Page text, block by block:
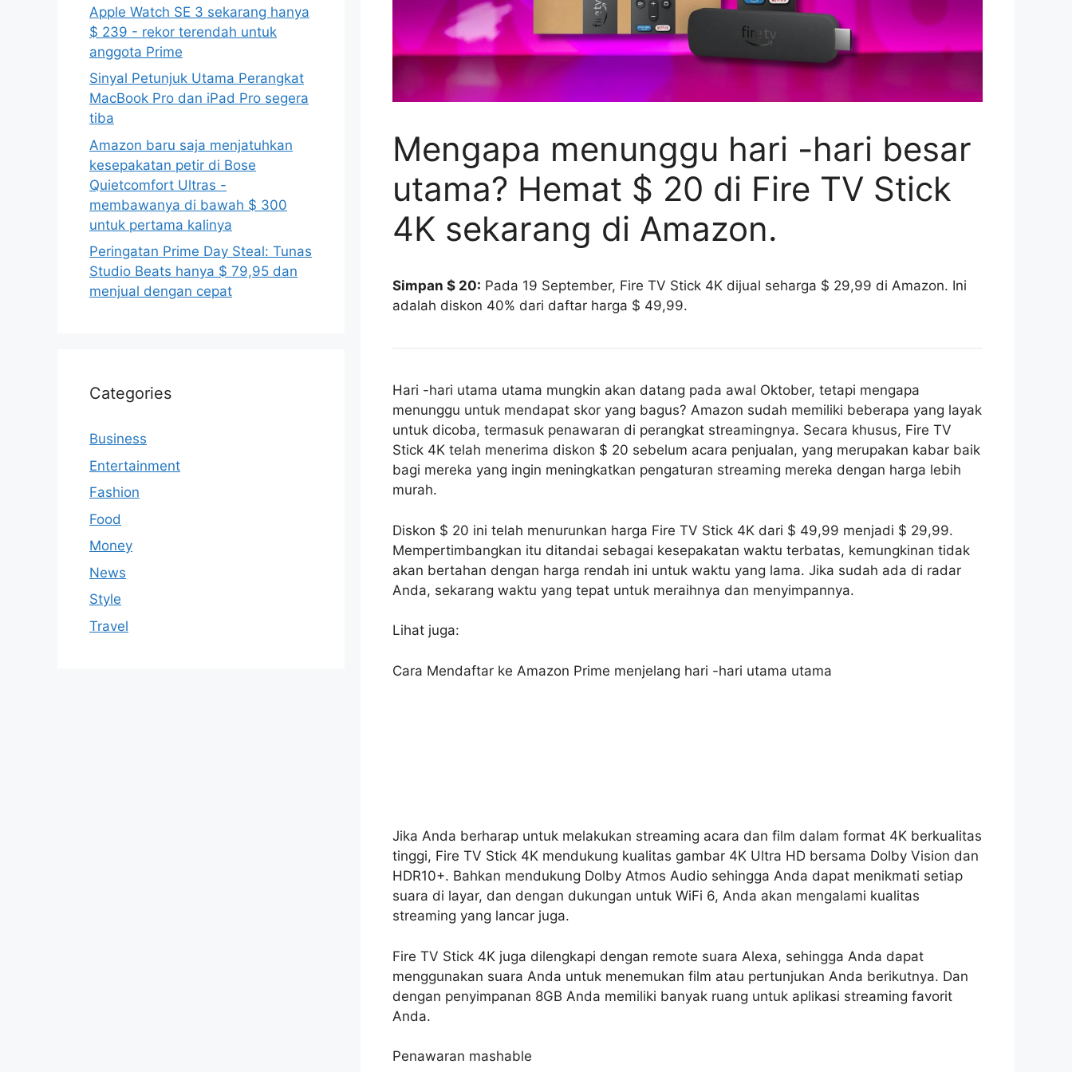
Mengapa menunggu hari -hari besar
utama? Hemat $ 20 di Fire TV Stick
4K sekarang di Amazon.
Simpan $ 20: Pada 19 September, Fire TV Stick 4K dijual seharga $ 29,99 di Amazon. Ini
adalah diskon 40% dari daftar harga $ 49,99.
Hari -hari utama utama mungkin akan datang pada awal Oktober, tetapi mengapa
menunggu untuk mendapat skor yang bagus? Amazon sudah memiliki beberapa yang layak
untuk dicoba, termasuk penawaran di perangkat streamingnya. Secara khusus, Fire TV
Stick 4K telah menerima diskon $ 20 sebelum acara penjualan, yang merupakan kabar baik
bagi mereka yang ingin meningkatkan pengaturan streaming mereka dengan harga lebih
murah.
Diskon $ 20 ini telah menurunkan harga Fire TV Stick 4K dari $ 49,99 menjadi $ 29,99.
Mempertimbangkan itu ditandai sebagai kesepakatan waktu terbatas, kemungkinan tidak
akan bertahan dengan harga rendah ini untuk waktu yang lama. Jika sudah ada di radar
Anda, sekarang waktu yang tepat untuk meraihnya dan menyimpannya.
Lihat juga:
Cara Mendaftar ke Amazon Prime menjelang hari -hari utama utama
Jika Anda berharap untuk melakukan streaming acara dan film dalam format 4K berkualitas
tinggi, Fire TV Stick 4K mendukung kualitas gambar 4K Ultra HD bersama Dolby Vision dan
HDR10+. Bahkan mendukung Dolby Atmos Audio sehingga Anda dapat menikmati setiap
suara di layar, dan dengan dukungan untuk WiFi 6, Anda akan mengalami kualitas
streaming yang lancar juga.
Fire TV Stick 4K juga dilengkapi dengan remote suara Alexa, sehingga Anda dapat
menggunakan suara Anda untuk menemukan film atau pertunjukan Anda berikutnya. Dan
dengan penyimpanan 8GB Anda memiliki banyak ruang untuk aplikasi streaming favorit
Anda.
Penawaran mashable
Apple Watch SE 3 sekarang hanya
$ 239 - rekor terendah untuk
anggota Prime
Sinyal Petunjuk Utama Perangkat
MacBook Pro dan iPad Pro segera
tiba
Amazon baru saja menjatuhkan
kesepakatan petir di Bose
Quietcomfort Ultras -
membawanya di bawah $ 300
untuk pertama kalinya
Peringatan Prime Day Steal: Tunas
Studio Beats hanya $ 79,95 dan
menjual dengan cepat
Categories
Business
Entertainment
Fashion
Food
Money
News
Style
Travel